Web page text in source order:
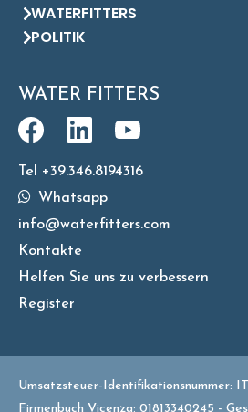
WATERFITTERS
POLITIK
WATER FITTERS
Tel +39.346.8194316
Whatsapp
info@waterfitters.com
Kontakte
Helfen Sie uns zu verbessern
Register
Umsatzsteuer-Identifikationsnummer:
Firmenbuch Vicenza: 01813340245 -